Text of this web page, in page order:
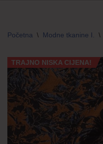
Početna \ Modne tkanine I. \
TRAJNO NISKA CIJENA!